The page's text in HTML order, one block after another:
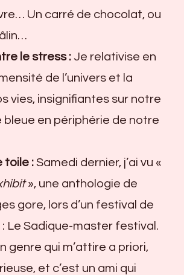
Un carré de chocolat, ou
le stress : Je relativise en
de l’univers et la
vies, insignifiantes sur notre
en périphérie de notre
toile : Samedi dernier, j’ai vu «
», une anthologie de
gore, lors d’un festival de
: Le Sadique-master festival.
genre qui m’attire a priori,
et c’est un ami qui